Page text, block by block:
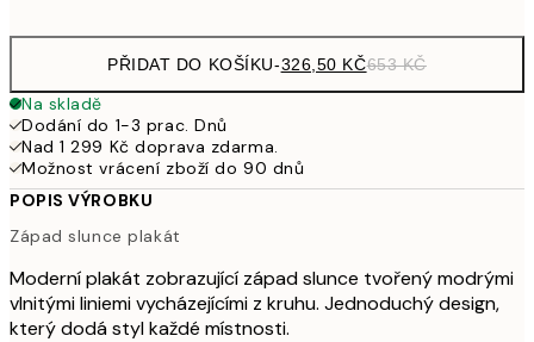
PŘIDAT DO KOŠÍKU-326,50 KČ653 KČ
Na skladě
Dodání do 1-3 prac. Dnů
Nad 1 299 Kč doprava zdarma.
Možnost vrácení zboží do 90 dnů
POPIS VÝROBKU
Západ slunce plakát
Moderní plakát zobrazující západ slunce tvořený modrými
vlnitými liniemi vycházejícími z kruhu. Jednoduchý design,
který dodá styl každé místnosti.